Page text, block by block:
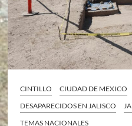
CINTILLO CIUDAD DE MEXICO
DESAPARECIDOS EN JALISCO
TEMAS NACIONALES